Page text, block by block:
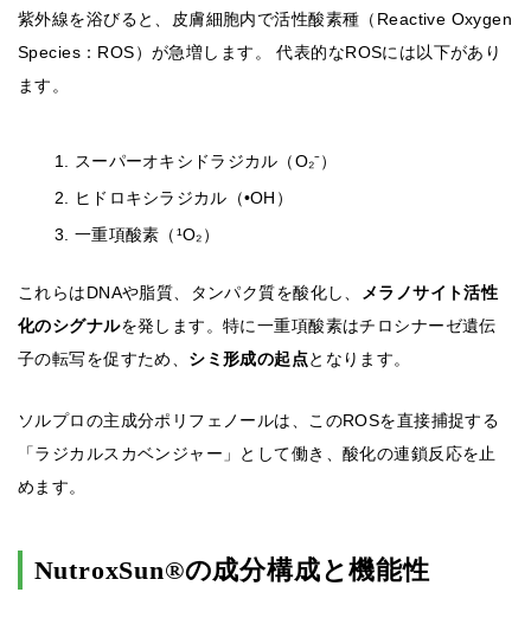
紫外線を浴びると、皮膚細胞内で活性酸素種（Reactive Oxygen
Species：ROS）が急増します。 代表的なROSには以下があり
ます。
スーパーオキシドラジカル（O₂⁻）
ヒドロキシラジカル（•OH）
一重項酸素（¹O₂）
これらはDNAや脂質、タンパク質を酸化し、
メラノサイト活性
化のシグナルを発します。特に一重項酸素はチロシナーゼ遺伝
子の転写を促すため、 シミ形成の起点となります。
ソルプロの主成分ポリフェノールは、このROSを直接捕捉する
「ラジカルスカベンジャー」として働き、酸化の連鎖反応を止
めます。
NutroxSun®の成分構成と機能性